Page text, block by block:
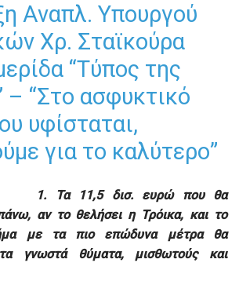
Αναπλ. Υπουργού
Χρ. Σταϊκούρα
“Τύπος της
– “Στο ασφυκτικό
υφίσταται,
για το καλύτερο”
1. Τα 11,5 δισ. ευρώ που θα
αν το θελήσει η Τρόικα, και το
με τα πιο επώδυνα μέτρα θα
γνωστά θύματα, μισθωτούς και